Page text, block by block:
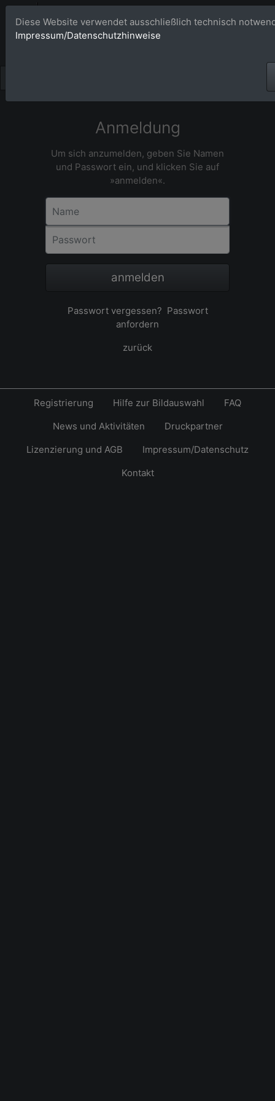
Bildagentur
Anmeldung
Um sich anzumelden, geben Sie Namen
und Passwort ein, und klicken Sie auf
»anmelden«.
Passwort
anmelden
Passwort vergessen? Passwort
anfordern
zurück
Diese Website verwendet ausschließlich technisch
Impressum/Datenschutzhinweise
Registrierung Hilfe zur Bildauswahl
FAQ
News und Aktivitäten
Druckpartner
Lizenzierung und AGB
Impressum/Datenschutz
Kontakt